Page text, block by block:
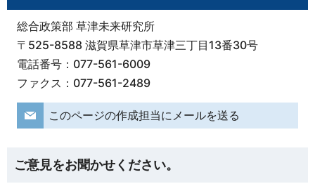
総合政策部 草津未来研究所
〒525-8588 滋賀県草津市草津三丁目13番30号
電話番号：077-561-6009
ファクス：077-561-2489
このページの作成担当にメールを送る
ご意見をお聞かせください。